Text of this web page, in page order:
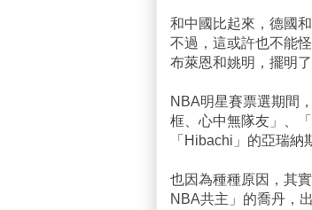
和中國比起來，德國
不過，這或許也不能
布萊恩和姚明，擺明
NBA明星賽票選期間
框、心中無隊友」、
「Hibachi」的亞瑞
也因為種種原因，其
NBA共主」的喬丹，